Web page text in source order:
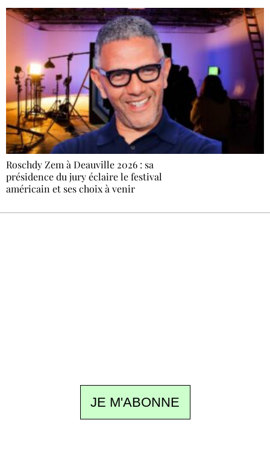
Roschdy Zem à Deauville 2026 : sa
présidence du jury éclaire le festival
américain et ses choix à venir
JE M'ABONNE